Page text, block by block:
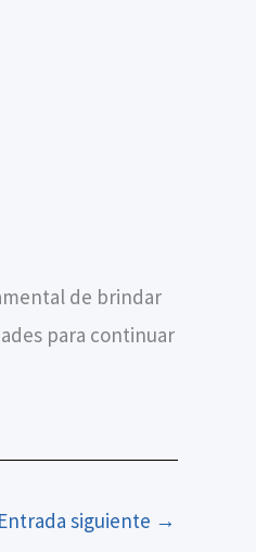
de brindar
para continuar
Entrada siguiente →